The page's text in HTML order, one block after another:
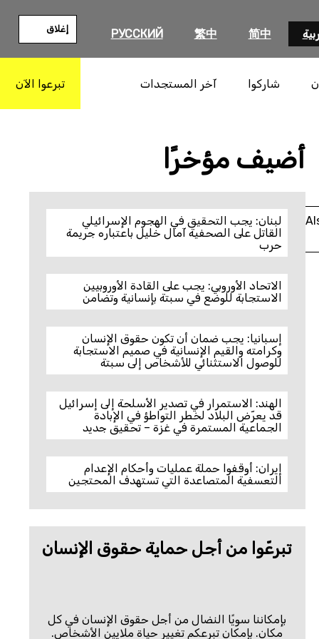
简中
繁中
РУССКИЙ إغلاق
شاركوا آخر المستجدات تبرعوا الآن
أضيف مؤخرًا
لبنان: يجب التحقيق في الهجوم الإسرائيلي
القاتل على الصحفية آمال خليل باعتباره جريمة
حرب
الاتحاد الأوروبي: يجب على القادة الأوروبيين
الاستجابة للوضع في سبتة بإنسانية وتضامن
إسبانيا: يجب ضمان أن تكون حقوق الإنسان
وكرامته والقيم الإنسانية في صميم الاستجابة
للوصول الاستثنائي للأشخاص إلى سبتة
الهند: الاستمرار في تصدير الأسلحة إلى إسرائيل
قد يعرّض البلاد لخطر التواطؤ في الإبادة
الجماعية المستمرة في غزة – تحقيق جديد
إيران: أوقفوا حملة عمليات وأحكام الإعدام
التعسفية المتصاعدة التي تستهدف المحتجين
تبرعّوا من أجل حماية حقوق الإنسان
بإمكاننا سويًا النضال من أجل حقوق الإنسان في كل
مكان. بإمكان تبرعكم تغيير حياة ملايين الأشخاص.